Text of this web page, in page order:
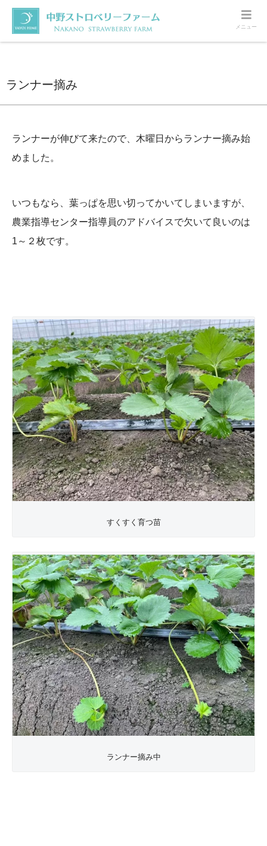
ホーム いちご ランナー摘み
ランナー摘み
ランナーが伸びて来たので、木曜日からランナー摘み始
めました。
いつもなら、葉っぱを思い切ってかいてしまいますが、
農業指導センター指導員のアドバイスで欠いて良いのは
1～２枚です。
すくすく育つ苗
ランナー摘み中
メニュー